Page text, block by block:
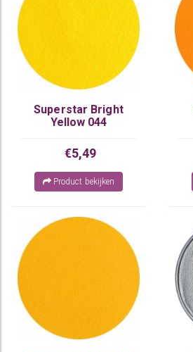
Superstar Bright
Yellow 044
€5,49
Product bekijken